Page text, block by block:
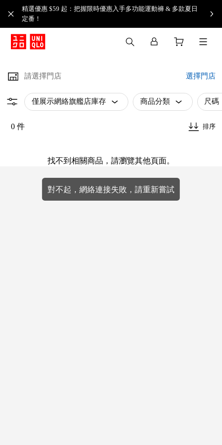
精選優惠 $59 起：把握限時優惠入手多功能運動褲 & 多款夏日
定番！​
請選擇門店 選擇門店
僅展示網絡旗艦店庫存 商品分類 尺碼
0 件 排序
找不到相關商品，請瀏覽其他頁面。
對不起，網絡連接失敗，請重新嘗試